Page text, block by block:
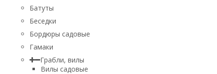
Батуты
Беседки
Бордюры садовые
Гамаки
Грабли, вилы
Вилы садовые